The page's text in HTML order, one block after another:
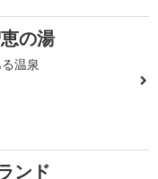
の湯
温泉
ンド